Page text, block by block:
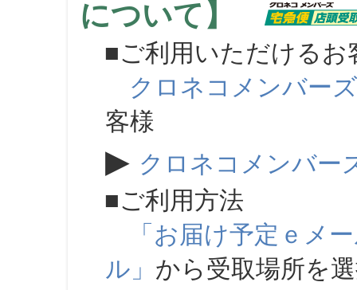
について】
■ご利用いただけるお
クロネコメンバーズ
客様
▶ クロネコメンバー
■ご利用方法
「お届け予定ｅメ
ル」 から受取場所を